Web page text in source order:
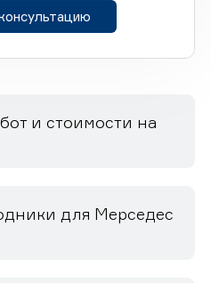
и стоимости на
для Мерседес